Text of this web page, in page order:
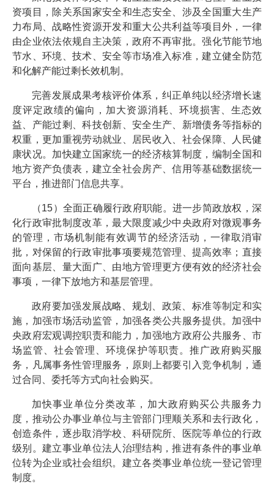
资项目，除关系国家安全和生态安全、涉及全国重大生产
力布局、战略性资源开发和重大公共利益等项目外，一律
由企业依法依规自主决策，政府不再审批。强化节能节地
节水、环境、技术、安全等市场准入标准，建立健全防范
和化解产能过剩长效机制。
完善发展成果考核评价体系，纠正单纯以经济增长速
度评定政绩的偏向，加大资源消耗、环境损害、生态效
益、产能过剩、科技创新、安全生产、新增债务等指标的
权重，更加重视劳动就业、居民收入、社会保障、人民健
康状况。加快建立国家统一的经济核算制度，编制全国和
地方资产负债表，建立全社会房产、信用等基础数据统一
平台，推进部门信息共享。
（15）全面正确履行政府职能。进一步简政放权，深
化行政审批制度改革，最大限度减少中央政府对微观事务
的管理，市场机制能有效调节的经济活动，一律取消审
批，对保留的行政审批事项要规范管理、提高效率；直接
面向基层、量大面广、由地方管理更方便有效的经济社会
事项，一律下放地方和基层管理。
政府要加强发展战略、规划、政策、标准等制定和实
施，加强市场活动监管，加强各类公共服务提供。加强中
央政府宏观调控职责和能力，加强地方政府公共服务、市
场监管、社会管理、环境保护等职责。推广政府购买服
务，凡属事务性管理服务，原则上都要引入竞争机制，通
过合同、委托等方式向社会购买。
加快事业单位分类改革，加大政府购买公共服务力
度，推动公办事业单位与主管部门理顺关系和去行政化，
创造条件，逐步取消学校、科研院所、医院等单位的行政
级别。建立事业单位法人治理结构，推进有条件的事业单
位转为企业或社会组织。建立各类事业单位统一登记管理
制度。